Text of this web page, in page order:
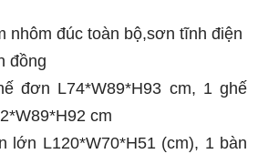
nhôm đúc toàn bộ,sơn tĩnh điện
đồng
đơn L74*W89*H93 cm, 1 ghế
cm
lớn L120*W70*H51 (cm), 1 bàn